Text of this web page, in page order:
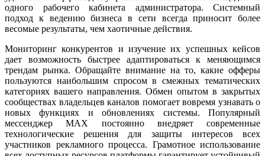
одного рабочего кабинета администратора. Системный
подход к ведению бизнеса в сети всегда приносит более
весомые результаты, чем хаотичные действия.
Мониторинг конкурентов и изучение их успешных кейсов
дает возможность быстрее адаптироваться к меняющимся
трендам рынка. Обращайте внимание на то, какие офферы
пользуются наибольшим спросом в смежных тематических
категориях вашего направления. Обмен опытом в закрытых
сообществах владельцев каналов помогает вовремя узнавать о
новых функциях и обновлениях системы. Популярный
мессенджер MAX постоянно внедряет современные
технологические решения для защиты интересов всех
участников рекламного процесса. Грамотное использование